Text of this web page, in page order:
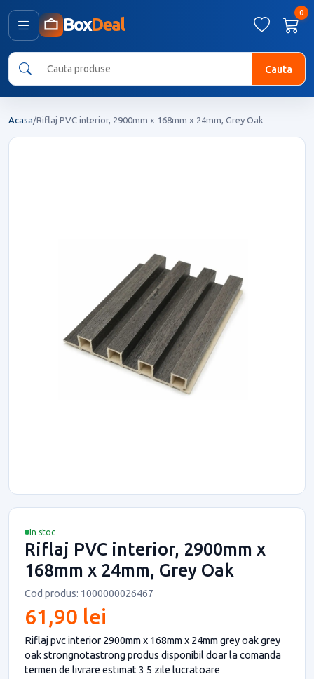
BoxDeal
0
Cauta
Acasa/Riflaj PVC interior, 2900mm x 168mm x 24mm, Grey Oak
In stoc
Riflaj PVC interior, 2900mm x
168mm x 24mm, Grey Oak
Cod produs: 1000000026467
61,90 lei
Riflaj pvc interior 2900mm x 168mm x 24mm grey oak grey
oak strongnotastrong produs disponibil doar la comanda
termen de livrare estimat 3 5 zile lucratoare